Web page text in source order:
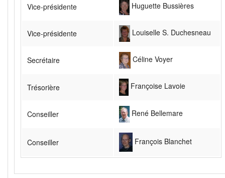
Vice-présidente Huguette Bussières
Vice-présidente Louiselle S. Duchesneau
Secrétaire Céline Voyer
Trésorière Françoise Lavoie
Conseiller René Bellemare
Conseiller François Blanchet